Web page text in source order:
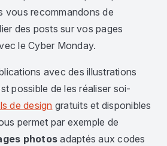
vous recommandons de
des posts sur vos pages
le Cyber Monday.
avec des illustrations
possible de les réaliser soi-
de design gratuits et disponibles
permet par exemple de
photos adaptés aux codes